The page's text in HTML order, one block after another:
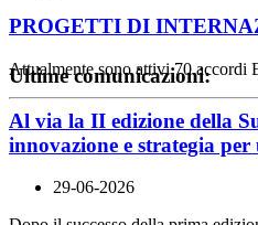
PROGETTI DI
Attualmente sono attivi 70 accordi
Ultime comunicazioni:
Al via la II edizione della
innovazione e strategia
29-06-2026